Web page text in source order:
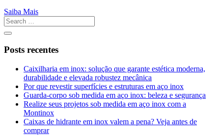
Saiba Mais
Posts recentes
Caixilharia em inox: solução que garante estética moderna,
durabilidade e elevada robustez mecânica
Por que revestir superfícies e estruturas em aço inox
Guarda-corpo sob medida em aço inox: beleza e segurança
Realize seus projetos sob medida em aço inox com a
Montinox
Caixas de hidrante em inox valem a pena? Veja antes de
comprar